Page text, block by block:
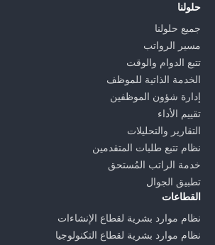
حلولنا
جميع حلولنا
مسير الرواتب
تتبع الدوام والوقت
الخدمة الذاتية للموظف
إدارة شؤون الموظفين
تقييم الأداء
التقارير والتحليلات
نظام تتبع طلبات المتقدمين
خدمة الراتب المُستحق
تطبيق الجوال
القطاعات
نظام موارد بشرية لقطاع الإنشاءات
نظام موارد بشرية لقطاع التكنولوجيا